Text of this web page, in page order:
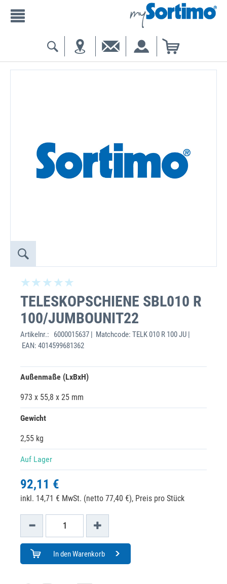
TELESKOPSCHIENE SBL010 R
100/JUMBOUNIT22
Artikelnr.:
6000015637 | Matchcode: TELK 010 R 100 JU |
EAN: 4014599681362
Außenmaße (LxBxH)
973 x 55,8 x 25 mm
Gewicht
2,55 kg
Auf Lager
92,11 €
inkl. 14,71 € MwSt. (netto 77,40 €), Preis pro Stück
In den Warenkorb